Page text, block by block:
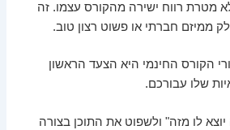
מטרת רווח ישירה מהקורס עצמו. זה
ממיזם חברתי או פשוט רצון טוב.
הקורס החינמי היא הצעד הראשון
שלו עבורכם.
לו מזה" ולשפוט את התוכן בצורה